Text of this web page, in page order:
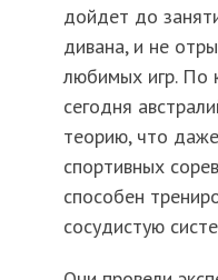
дойдет до
дивана, и не
любимых игр. По
сегодня
теорию, что
спортивных
способен
сосудистую